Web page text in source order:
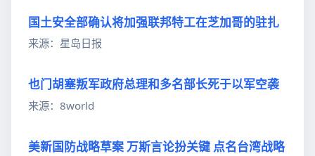
国土安全部确认将加强联邦特工在芝加哥的驻扎
来源：星岛日报
也门胡塞叛军政府总理和多名部长死于以军空袭
来源：8world
美新国防战略草案 万斯言论扮关键 点名台湾战略